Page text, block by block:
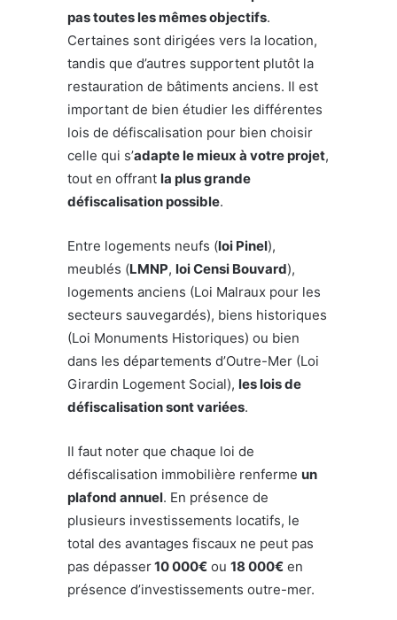
pas toutes les mêmes objectifs.
Certaines sont dirigées vers la location,
tandis que d’autres supportent plutôt la
restauration de bâtiments anciens. Il est
important de bien étudier les différentes
lois de défiscalisation pour bien choisir
celle qui s’adapte le mieux à votre projet,
tout en offrant la plus grande
défiscalisation possible.
Entre logements neufs (loi Pinel),
meublés (LMNP, loi Censi Bouvard),
logements anciens (Loi Malraux pour les
secteurs sauvegardés), biens historiques
(Loi Monuments Historiques) ou bien
dans les départements d’Outre-Mer (Loi
Girardin Logement Social), les lois de
défiscalisation sont variées.
Il faut noter que chaque loi de
défiscalisation immobilière renferme un
plafond annuel. En présence de
plusieurs investissements locatifs, le
total des avantages fiscaux ne peut pas
pas dépasser10 000€ ou 18 000€ en
présence d’investissements outre-mer.